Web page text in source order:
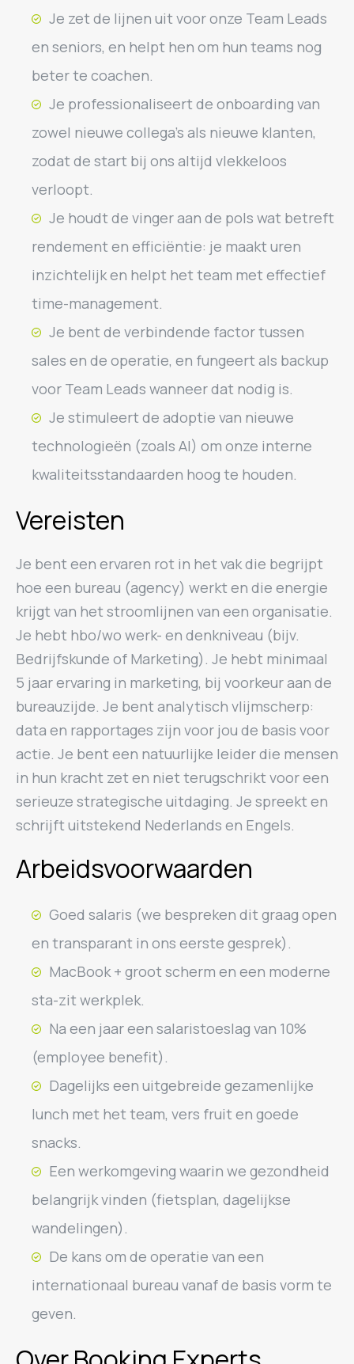
Je zet de lijnen uit voor onze Team Leads
en seniors, en helpt hen om hun teams nog
beter te coachen.
Je professionaliseert de onboarding van
zowel nieuwe collega’s als nieuwe klanten,
zodat de start bij ons altijd vlekkeloos
verloopt.
Je houdt de vinger aan de pols wat betreft
rendement en efficiëntie: je maakt uren
inzichtelijk en helpt het team met effectief
time-management.
Je bent de verbindende factor tussen
sales en de operatie, en fungeert als backup
voor Team Leads wanneer dat nodig is.
Je stimuleert de adoptie van nieuwe
technologieën (zoals AI) om onze interne
kwaliteitsstandaarden hoog te houden.
Vereisten
Je bent een ervaren rot in het vak die begrijpt
hoe een bureau (agency) werkt en die energie
krijgt van het stroomlijnen van een organisatie.
Je hebt hbo/wo werk- en denkniveau (bijv.
Bedrijfskunde of Marketing). Je hebt minimaal
5 jaar ervaring in marketing, bij voorkeur aan de
bureauzijde. Je bent analytisch vlijmscherp:
data en rapportages zijn voor jou de basis voor
actie. Je bent een natuurlijke leider die mensen
in hun kracht zet en niet terugschrikt voor een
serieuze strategische uitdaging. Je spreekt en
schrijft uitstekend Nederlands en Engels.
Arbeidsvoorwaarden
Goed salaris (we bespreken dit graag open
en transparant in ons eerste gesprek).
MacBook + groot scherm en een moderne
sta-zit werkplek.
Na een jaar een salaristoeslag van 10%
(employee benefit).
Dagelijks een uitgebreide gezamenlijke
lunch met het team, vers fruit en goede
snacks.
Een werkomgeving waarin we gezondheid
belangrijk vinden (fietsplan, dagelijkse
wandelingen).
De kans om de operatie van een
internationaal bureau vanaf de basis vorm te
geven.